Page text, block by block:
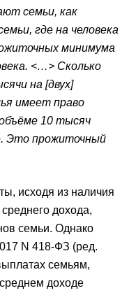
семьи, как
где на человека
минимума
<…> Сколько
на [двух]
имеет право
10 тысяч
Это прожиточный
исходя из наличия
дохода,
семьи. Однако
N 418-ФЗ (ред.
семьям,
доходе